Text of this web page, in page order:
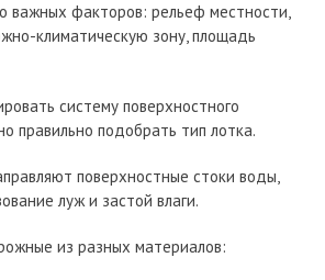
важных факторов: рельеф местности,
климатическую зону, площадь
систему поверхностного
правильно подобрать тип лотка.
поверхностные стоки воды,
луж и застой влаги.
из разных материалов: